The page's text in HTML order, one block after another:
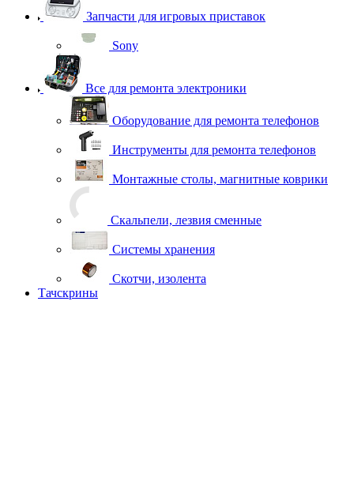
Запчасти для игровых приставок
Sony
Все для ремонта электроники
Оборудование для ремонта телефонов
Инструменты для ремонта телефонов
Монтажные столы, магнитные коврики
Тачскрины